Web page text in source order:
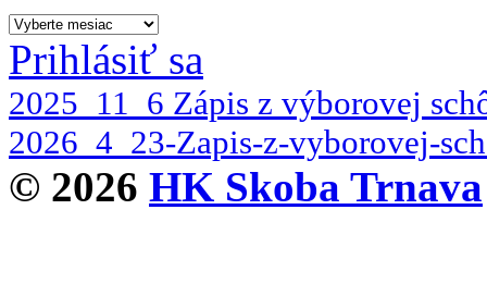
Archív
Prihlásiť sa
2025_11_6 Zápis z výborovej
2026_4_23-Zapis-z-vyborovej-
© 2026 HK Skoba Trnava